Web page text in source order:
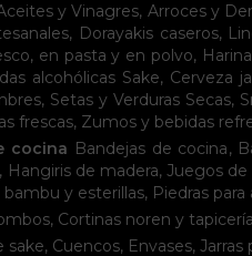
y Vinagres, Arroces y
, Dorayakis caseros,
en pasta y en polvo,
alcohólicas Sake, Cerveza
, Setas y Verduras Secas,
frescas, Zumos y bebidas
cocina Bandejas de cocina,
, Hangiris de madera, Juegos de
bambu y esterillas, Piedras para
, Cortinas noren y
sake, Cuencos, Envases, Jarras